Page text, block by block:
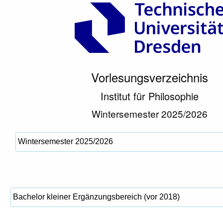
Vorlesungsverzeichnis
Institut für Philosophie
Wintersemester 2025/2026